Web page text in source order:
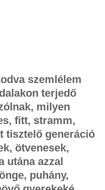
szemlélem
terjedő
milyen
fitt, stramm,
tisztelő generáció
ötvenesek,
utána azzal
puhány,